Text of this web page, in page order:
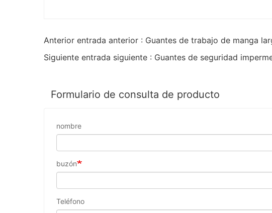
Anterior entrada anterior : Guantes de trabajo de manga
Formulario de consulta de producto
nombre
buzón
Teléfono